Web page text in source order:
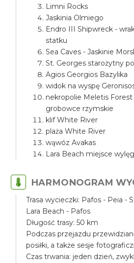
Limni Rocks
Jaskinia Olmiego
Endro III Shipwreck -
statku
Sea Caves - Jaskinie
St. Georges starożytny
Agios Georgios Bazylika
widok na wyspę
nekropolie Meletis
grobowce rzymskie
klif White River
plaża White River
wąwóz Avakas
Lara Beach miejsce
HARMONOGRAM
Trasa wycieczki: Pafos - Peia -
Lara Beach - Pafos
Długość trasy: 50 km
Podczas przejazdu
posiłki, a także sesje
Czas trwania: jeden dzień,